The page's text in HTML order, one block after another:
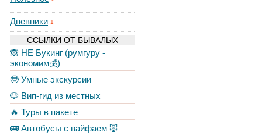
Дневники 1
ССЫЛКИ ОТ БЫВАЛЫХ
🙈 НЕ Букинг (румгуру -
экономим💰)
🤓 Умные экскурсии
🐶 Вип-гид из местных
🔥 Туры в пакете
🚌 Автобусы с вайфаем 🐷